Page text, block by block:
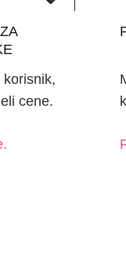
korisnik,
cene.